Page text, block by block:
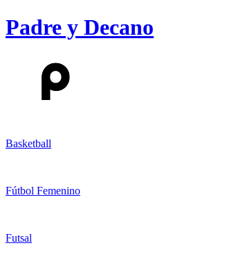
Padre y Decano
Basketball
Fútbol Femenino
Futsal